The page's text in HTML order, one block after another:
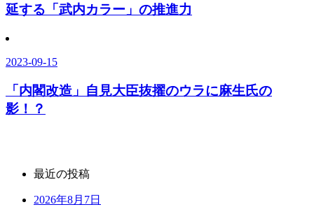
延する「武内カラー」の推進力
2023-09-15
「内閣改造」自見大臣抜擢のウラに麻生氏の
影！？
最近の投稿
2026年8月7日